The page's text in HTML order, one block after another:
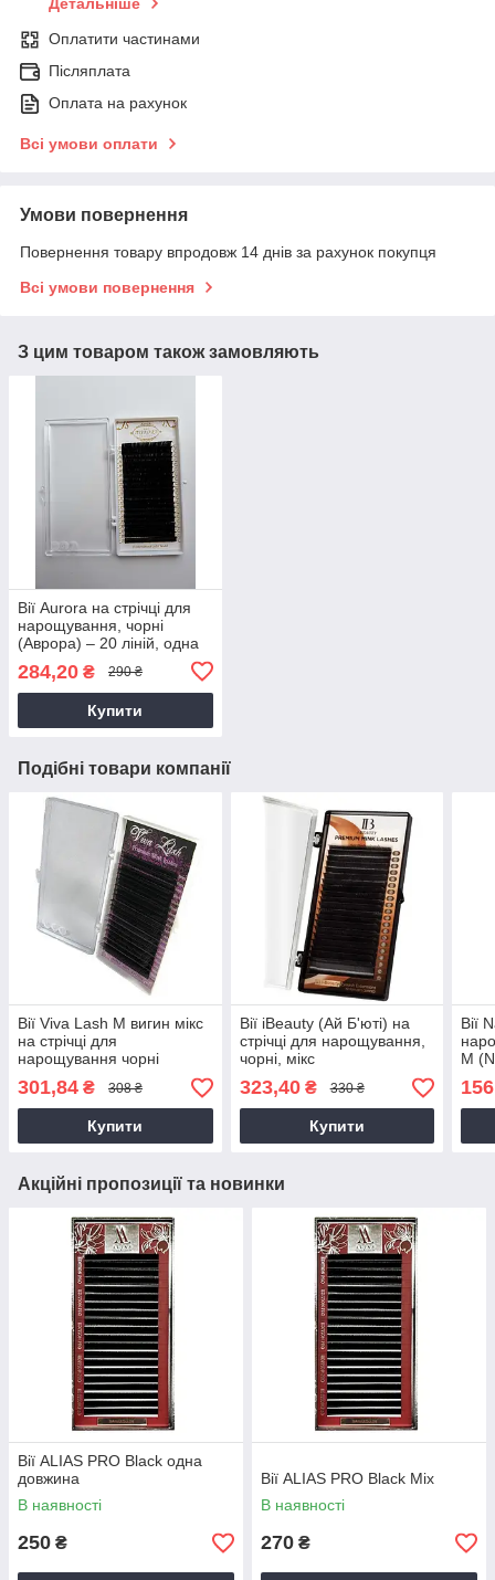
Детальніше
Оплатити частинами
Післяплата
Оплата на рахунок
Всі умови оплати
Умови повернення
Повернення товару впродовж 14 днів за рахунок покупця
Всі умови повернення
З цим товаром також замовляють
Вії Aurora на стрічці для
нарощування, чорні
(Аврора) – 20 ліній, одна
284,20 ₴ 290 ₴
Купити
Подібні товари компанії
Вії Viva Lash M вигин мікс
на стрічці для
нарощування чорні
301,84 ₴ 308 ₴
Купити
Вії iBeauty (Ай Б'юті) на
стрічці для нарощування,
чорні, мікс
323,40₴ 330 ₴
Купити
Вії
M
Акційні пропозиції та новинки
Вії ALIAS PRO Black одна
довжина
В наявності
250 ₴
Вії ALIAS PRO Black Mix
В наявності
270 ₴